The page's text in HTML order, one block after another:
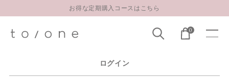
お得な定期購入コースはこちら
【重要】お盆期間中のお問い合わせと商品配送に関しまして
LINE お友達登録 500円OFFクーポンプレゼント
0
ログイン